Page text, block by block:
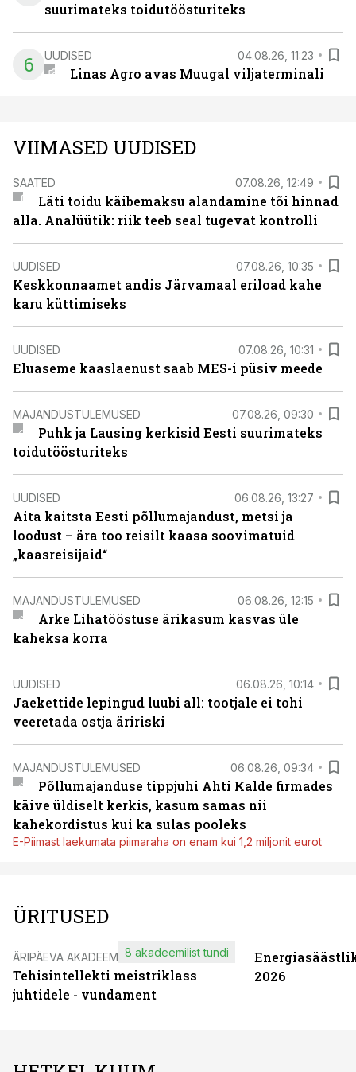
suurimateks toidutöösturiteks
6 UUDISED 04.08.26, 11:23
Linas Agro avas Muugal viljaterminali
VIIMASED UUDISED
SAATED 07.08.26, 12:49
Läti toidu käibemaksu alandamine tõi hinnad
alla. Analüütik: riik teeb seal tugevat kontrolli
UUDISED 07.08.26, 10:35
Keskkonnaamet andis Järvamaal eriload kahe
karu küttimiseks
UUDISED 07.08.26, 10:31
Eluaseme kaaslaenust saab MES-i püsiv meede
MAJANDUSTULEMUSED 07.08.26, 09:30
Puhk ja Lausing kerkisid Eesti suurimateks
toidutöösturiteks
UUDISED 06.08.26, 13:27
Aita kaitsta Eesti põllumajandust, metsi ja
loodust – ära too reisilt kaasa soovimatuid
„kaasreisijaid“
MAJANDUSTULEMUSED 06.08.26, 12:15
Arke Lihatööstuse ärikasum kasvas üle
kaheksa korra
UUDISED 06.08.26, 10:14
Jaekettide lepingud luubi all: tootjale ei tohi
veeretada ostja äririski
MAJANDUSTULEMUSED 06.08.26, 09:34
Põllumajanduse tippjuhi Ahti Kalde firmades
käive üldiselt kerkis, kasum samas nii
kahekordistus kui ka sulas pooleks
E-Piimast laekumata piimaraha on enam kui 1,2 miljonit eurot
ÜRITUSED
ÄRIPÄEVA AKADEEMIA
Tehisintellekti meistriklass
juhtidele - vundament
8 akadeemilist tundi
2026